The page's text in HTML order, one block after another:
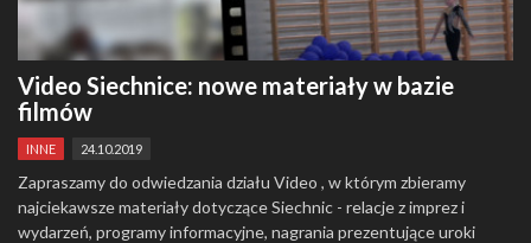
Video Siechnice: nowe materiały w bazie
filmów
INNE 24.10.2019
Zapraszamy do odwiedzania działu Video , w którym zbieramy
najciekawsze materiały dotyczące Siechnic - relacje z imprez i
wydarzeń, programy informacyjne, nagrania prezentujące uroki